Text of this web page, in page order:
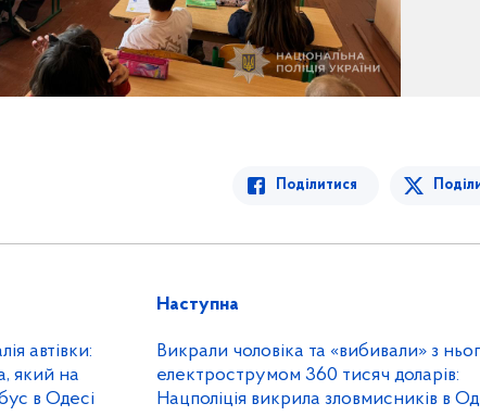
Поділитися
автівки:
який на
в Одесі
Наступна
Викрали чоловіка та «вибивали» з
електрострумом 360 тисяч доларів:
Нацполіція викрила зловмисників в